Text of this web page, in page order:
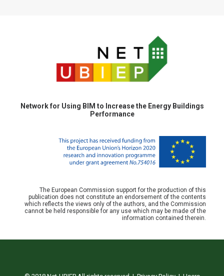
Network for Using BIM to Increase the Energy Buildings
Performance
The European Commission support for the production of this
publication does not constitute an endorsement of the contents
which reflects the views only of the authors, and the Commission
cannot be held responsible for any use which may be made of the
information contained therein.